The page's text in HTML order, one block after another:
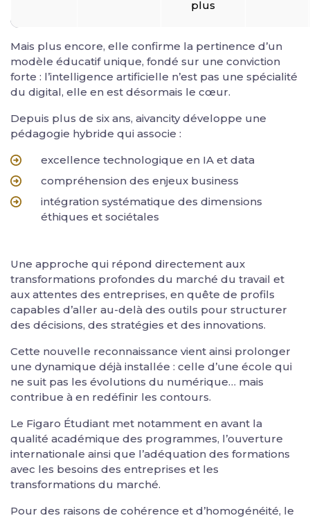
plus
Mais plus encore, elle confirme la pertinence d’un
modèle éducatif unique, fondé sur une conviction
forte : l’intelligence artificielle n’est pas une spécialité
du digital, elle en est désormais le cœur.
Depuis plus de six ans, aivancity développe une
pédagogie hybride qui associe :
excellence technologique en IA et data
compréhension des enjeux business
intégration systématique des dimensions
éthiques et sociétales
Une approche qui répond directement aux
transformations profondes du marché du travail et
aux attentes des entreprises, en quête de profils
capables d’aller au-delà des outils pour structurer
des décisions, des stratégies et des innovations.
Cette nouvelle reconnaissance vient ainsi prolonger
une dynamique déjà installée : celle d’une école qui
ne suit pas les évolutions du numérique… mais
contribue à en redéfinir les contours.
Le Figaro Étudiant met notamment en avant la
qualité académique des programmes, l’ouverture
internationale ainsi que l’adéquation des formations
avec les besoins des entreprises et les
transformations du marché.
Pour des raisons de cohérence et d’homogénéité, le